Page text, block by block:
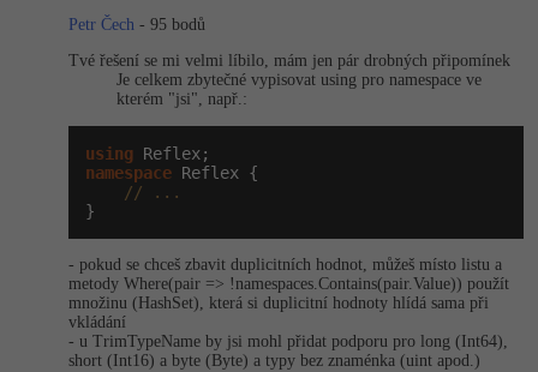
Petr Čech - 95 bodů
Tvé řešení se mi velmi líbilo, mám jen pár drobných připomínek
Je celkem zbytečné vypisovat using pro namespace ve
kterém "jsi", např.:
using
namespace Reflex {
// ...
}
- pokud se chceš zbavit duplicitních hodnot, můžeš místo listu a
metody Where(pair => !namespaces.Con­tains(pair.Va­lue)) použít
množinu (HashSet), která si duplicitní hodnoty hlídá sama při
vkládání
- u TrimTypeName by jsi mohl přidat podporu pro long (Int64),
short (Int16) a byte (Byte) a typy bez znaménka (uint apod.)